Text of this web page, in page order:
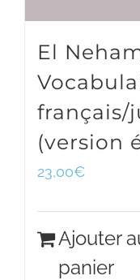
El
français/
(version
23,00€
Ajouter
panier